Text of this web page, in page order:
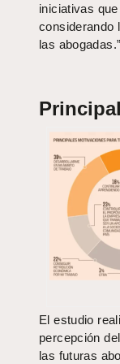
iniciativas
considerando
las abogadas.”
El estudio
percepción
las futuras